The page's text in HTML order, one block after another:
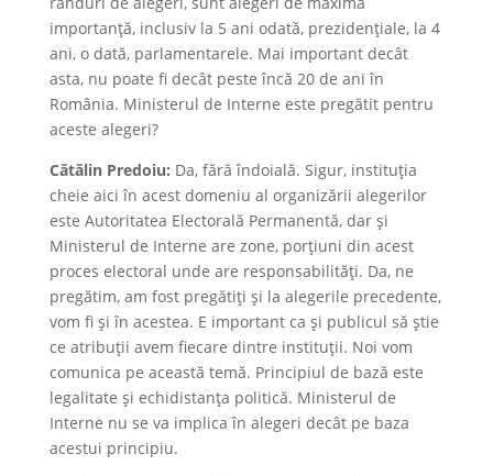
importanță, inclusiv la 5 ani odată, prezidențiale, la 4
ani, o dată, parlamentarele. Mai important decât
asta, nu poate fi decât peste încă 20 de ani în
România. Ministerul de Interne este pregătit pentru
aceste alegeri?
Cătălin Predoiu: Da, fără îndoială. Sigur, instituția
cheie aici în acest domeniu al organizării alegerilor
este Autoritatea Electorală Permanentă, dar și
Ministerul de Interne are zone, porțiuni din acest
proces electoral unde are responsabilități. Da, ne
pregătim, am fost pregătiți și la alegerile precedente,
vom fi și în acestea. E important ca și publicul să știe
ce atribuții avem fiecare dintre instituții. Noi vom
comunica pe această temă. Principiul de bază este
legalitate și echidistanța politică. Ministerul de
Interne nu se va implica în alegeri decât pe baza
acestui principiu.